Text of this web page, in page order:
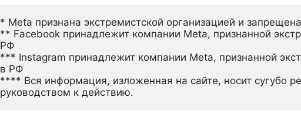
* Meta признана экстремистской организацией и
** Facebook принадлежит компании Meta, признанной
РФ
*** Instagram принадлежит компании Meta, признанной
в РФ
**** Вся информация, изложенная на сайте, носит сугубо
руководством к действию.